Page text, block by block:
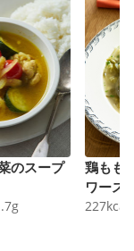
のスープ
g
鶏もも
ワース
227kcal